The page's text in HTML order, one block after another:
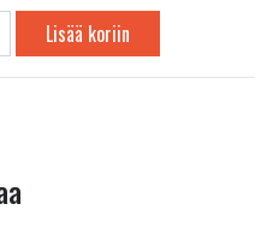
Lisää koriin